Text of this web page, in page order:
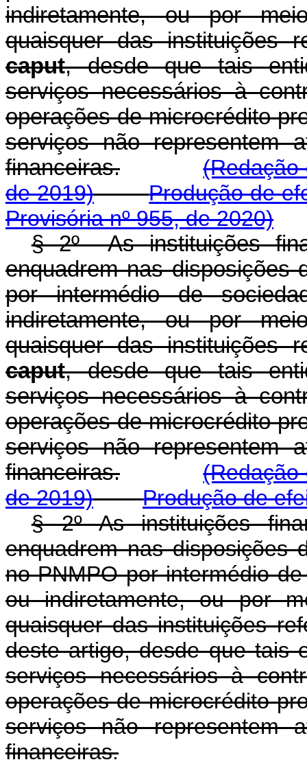
indiretamente, ou por
quaisquer das instituições
caput, desde que tais
serviços necessários à
operações de microcrédito
serviços não representem
financeiras.
(Redação
de 2019)
Produção de
Provisória nº 955, de 2020)
§ 2º As instituições
enquadrem nas disposições
por intermédio de
indiretamente, ou por
quaisquer das instituições
caput, desde que tais
serviços necessários à
operações de microcrédito
serviços não representem
financeiras.
(Redação
de 2019)
Produção de
§ 2º As instituições
enquadrem nas disposições
no PNMPO por intermédio
ou indiretamente, ou por
quaisquer das instituições
deste artigo, desde que tais
serviços necessários à
operações de microcrédito
serviços não representem
financeiras.